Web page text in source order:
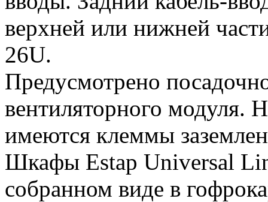
верхней или нижней
26U.
Предусмотрено
вентиляторного модуля.
имеются клеммы
Шкафы Estap Universal
собранном виде в